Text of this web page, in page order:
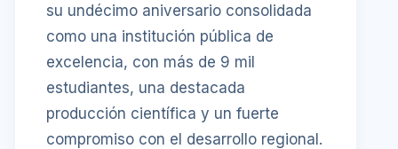
su undécimo aniversario consolidada
como una institución pública de
excelencia, con más de 9 mil
estudiantes, una destacada
producción científica y un fuerte
compromiso con el desarrollo regional.